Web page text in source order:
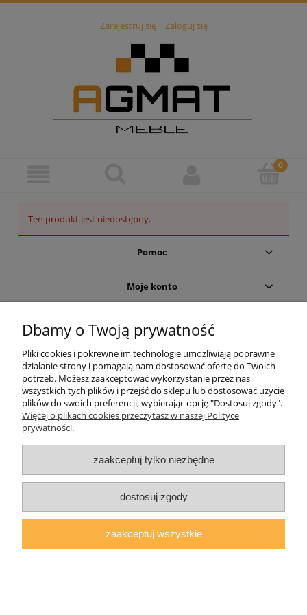
Zarejestruj się Zaloguj się
Ten produkt jest niedostępny.
Pomoc
Moje konto
O nas
AGMAT MEBLE Mateusz Kuźmicz| ul.Zacisze 1a/3, 63-600 Kępno,
woj. wielkopolskie | E-mail:
NIP: 6192047330 REGON: 381733300
pokaż pełną wersję strony
Sklep internetowy Shoper.pl
Dbamy o Twoją prywatność
Pliki cookies i pokrewne im technologie umożliwiają poprawne
działanie strony i pomagają nam dostosować ofertę do Twoich
potrzeb. Możesz zaakceptować wykorzystanie przez nas
wszystkich tych plików i przejść do sklepu lub dostosować użycie
plików do swoich preferencji, wybierając opcję "Dostosuj zgody".
Więcej o plikach cookies przeczytasz w naszej Polityce
prywatności.
zaakceptuj tylko niezbędne
dostosuj zgody
zaakceptuj wszystkie